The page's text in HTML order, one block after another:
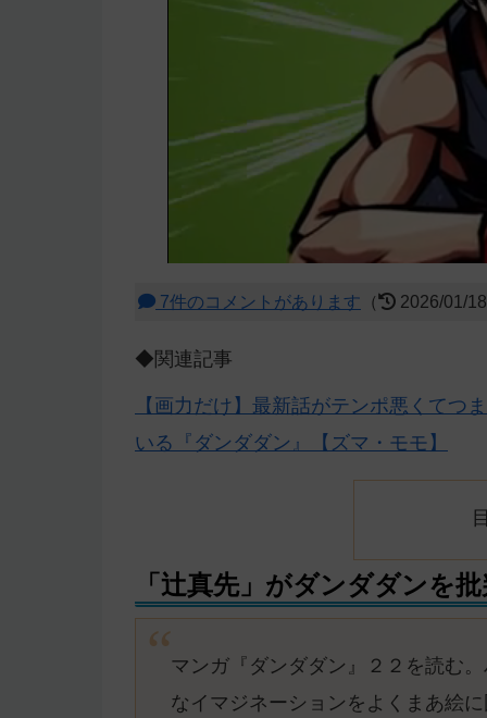
7件のコメントがあります （ 2026/01/
◆関連記事
【画力だけ】最新話がテンポ悪くてつ
いる『ダンダダン』【ズマ・モモ】
「辻真先」がダンダダンを
マンガ『ダンダダン』２２を読む
なイマジネーションをよくまあ絵